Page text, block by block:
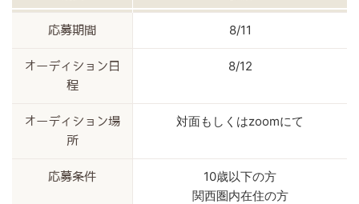
応募期間 8/11
オーディション日
程
8/12
オーディション場
所
対面もしくはzoomにて
応募条件
10歳以下の方
関西圏内在住の方